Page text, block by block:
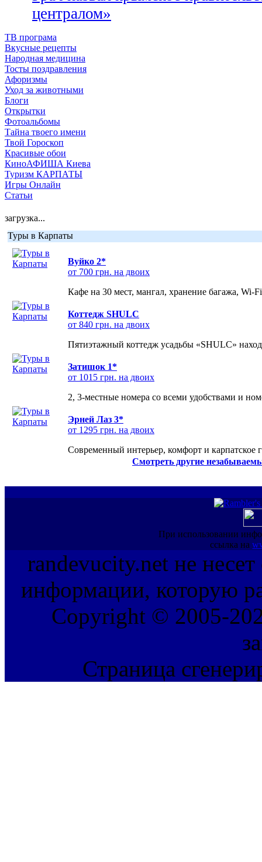
централом»
ТВ програма
Вкусные рецепты
Народная медицина
Тосты поздравления
Афоризмы
Уход за животными
Блоги
Открытки
Фотоальбомы
Тайна твоего имени
Твой Гороскоп
Красивые обои
КиноАФИША Киева
Туризм КАРПАТЫ
Игры Онлайн
Статьи
загрузка...
Туры в Карпаты
Вуйко 2*
от 700 грн. на двоих
Кафе на 30 мест, мангал, хранение багажа, Wi-
Коттедж SHULC
от 840 грн. на двоих
Пятиэтажный коттедж усадьбы «SHULC»
Затишок 1*
от 1015 грн. на двоих
2, 3-местные номера со всеми удобствами и
Эрней Лаз 3*
от 1295 грн. на двоих
Современный интерьер, комфорт и карпатское
Смотреть другие
При использовании
ссылка на
randevucity.net не несет
информации, которую
Copyright © 2005-
Страница